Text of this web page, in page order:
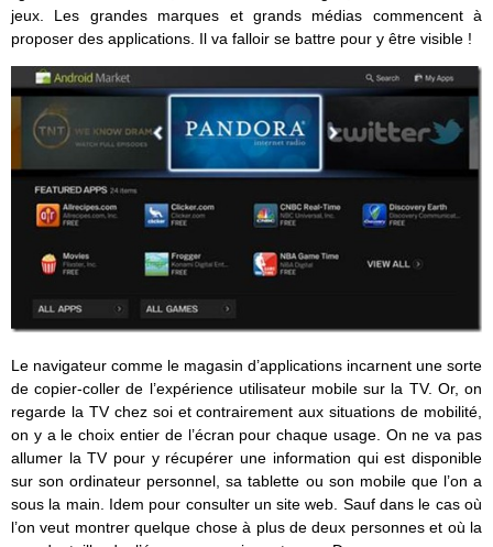
jeux. Les grandes marques et grands médias commencent à
proposer des applications. Il va falloir se battre pour y être visible !
Le navigateur comme le magasin d’applications incarnent une sorte
de copier-coller de l’expérience utilisateur mobile sur la TV. Or, on
regarde la TV chez soi et contrairement aux situations de mobilité,
on y a le choix entier de l’écran pour chaque usage. On ne va pas
allumer la TV pour y récupérer une information qui est disponible
sur son ordinateur personnel, sa tablette ou son mobile que l’on a
sous la main. Idem pour consulter un site web. Sauf dans le cas où
l’on veut montrer quelque chose à plus de deux personnes et où la